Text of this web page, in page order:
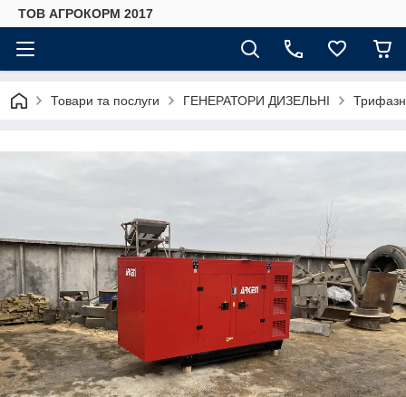
ТОВ АГРОКОРМ 2017
Товари та послуги ГЕНЕРАТОРИ ДИЗЕЛЬНІ